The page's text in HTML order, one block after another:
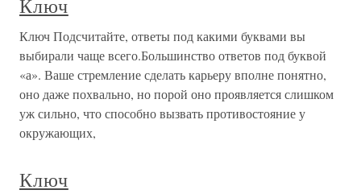
Ключ
Ключ Подсчитайте, ответы под какими буквами вы
выбирали чаще всего.Большинство ответов под буквой
«а». Ваше стремление сделать карьеру вполне понятно,
оно даже похвально, но порой оно проявляется слишком
уж сильно, что способно вызвать противостояние у
окружающих,
Ключ